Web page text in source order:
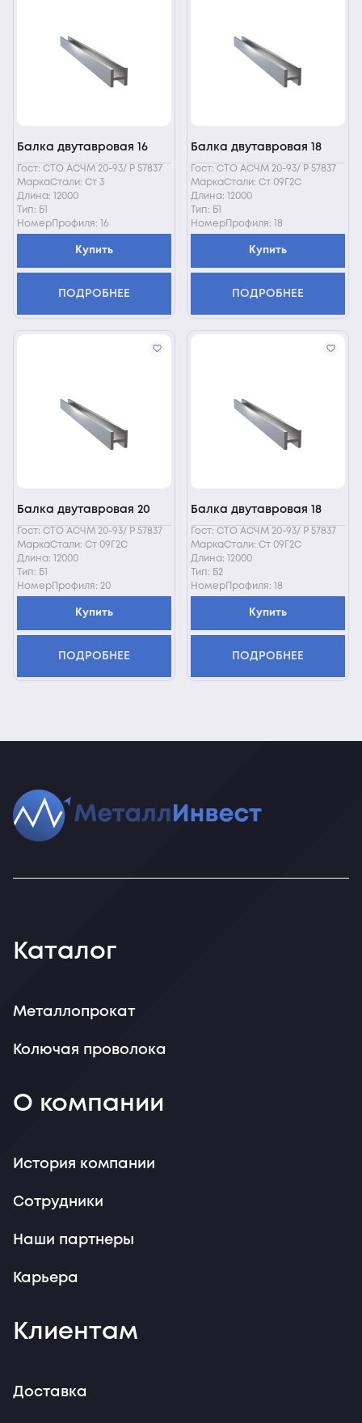
Балка двутавровая 16
Гост: СТО АСЧМ 20-93/ Р 57837
МаркаСтали: Ст 3
Длина: 12000
Тип: Б1
НомерПрофиля: 16
Купить
ПОДРОБНЕЕ
Балка двутавровая 18
Гост: СТО АСЧМ 20-93/ Р 57837
МаркаСтали: Ст 09Г2С
Длина: 12000
Тип: Б1
НомерПрофиля: 18
Купить
ПОДРОБНЕЕ
Балка двутавровая 20
Гост: СТО АСЧМ 20-93/ Р 57837
МаркаСтали: Ст 09Г2С
Длина: 12000
Тип: Б1
НомерПрофиля: 20
Купить
ПОДРОБНЕЕ
Балка двутавровая 18
Гост: СТО АСЧМ 20-93/ Р 57837
МаркаСтали: Ст 09Г2С
Длина: 12000
Тип: Б2
НомерПрофиля: 18
Купить
ПОДРОБНЕЕ
Каталог
Металлопрокат
Колючая проволока
О компании
История компании
Сотрудники
Наши партнеры
Карьера
Клиентам
Доставка